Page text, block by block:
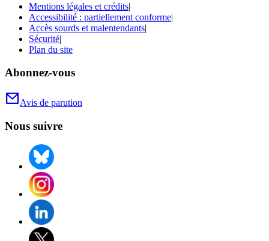
Mentions légales et crédits|
Accessibilité : partiellement conforme|
Accès sourds et malentendants|
Sécurité|
Plan du site
Abonnez-vous
Avis de parution
Nous suivre